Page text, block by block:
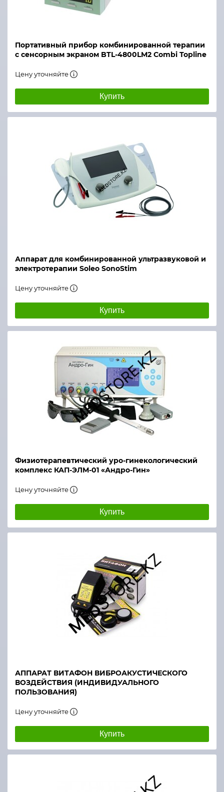
Портативный прибор комбинированной терапии
с сенсорным экраном BTL-4800LM2 Combi Topline
Цену уточняйте
Купить
Аппарат для комбинированной ультразвуковой и
электротерапии Soleo SonoStim
Цену уточняйте
Купить
Физиотерапевтический уро-гинекологический
комплекс КАП-ЭЛМ-01 «Андро-Гин»
Цену уточняйте
Купить
АППАРАТ ВИТАФОН ВИБРОАКУСТИЧЕСКОГО
ВОЗДЕЙСТВИЯ (ИНДИВИДУАЛЬНОГО
ПОЛЬЗОВАНИЯ)
Цену уточняйте
Купить